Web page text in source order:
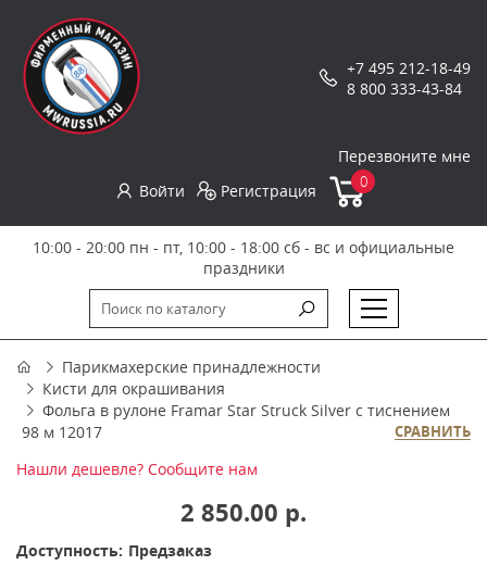
+7 495 212-18-49
8 800 333-43-84
Перезвоните мне
Войти
Регистрация 0
10:00 - 20:00 пн - пт, 10:00 - 18:00 сб - вс и официальные
праздники
Парикмахерские принадлежности
Кисти для окрашивания
Фольга в рулоне Framar Star Struck Silver с тиснением
98 м 12017
СРАВНИТЬ
Нашли дешевле? Сообщите нам
2 850.00 р.
Доступность: Предзаказ